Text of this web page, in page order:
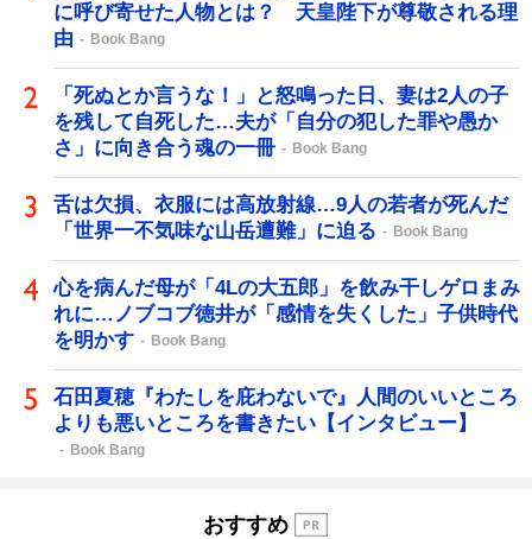
に呼び寄せた人物とは？ 天皇陛下が尊敬される理
由
Book Bang
「死ぬとか言うな！」と怒鳴った日、妻は2人の子
を残して自死した…夫が「自分の犯した罪や愚か
さ」に向き合う魂の一冊
Book Bang
舌は欠損、衣服には高放射線…9人の若者が死んだ
「世界一不気味な山岳遭難」に迫る
Book Bang
心を病んだ母が「4Lの大五郎」を飲み干しゲロまみ
れに…ノブコブ徳井が「感情を失くした」子供時代
を明かす
Book Bang
石田夏穂『わたしを庇わないで』人間のいいところ
よりも悪いところを書きたい【インタビュー】
Book Bang
おすすめ